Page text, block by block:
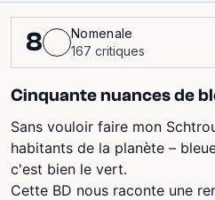
8
Nomenale
167 critiques
Cinquante nuances de
Sans vouloir faire mon
habitants de la planète –
c'est bien le vert.
Cette BD nous raconte une